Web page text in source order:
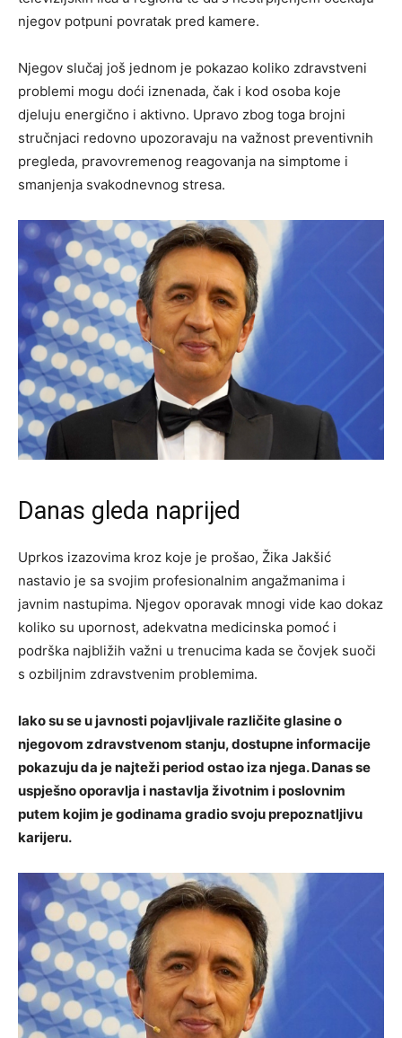
njegov potpuni povratak pred kamere.
Njegov slučaj još jednom je pokazao koliko zdravstveni
problemi mogu doći iznenada, čak i kod osoba koje
djeluju energično i aktivno. Upravo zbog toga brojni
stručnjaci redovno upozoravaju na važnost preventivnih
pregleda, pravovremenog reagovanja na simptome i
smanjenja svakodnevnog stresa.
Danas gleda naprijed
Uprkos izazovima kroz koje je prošao, Žika Jakšić
nastavio je sa svojim profesionalnim angažmanima i
javnim nastupima. Njegov oporavak mnogi vide kao dokaz
koliko su upornost, adekvatna medicinska pomoć i
podrška najbližih važni u trenucima kada se čovjek suoči
s ozbiljnim zdravstvenim problemima.
Iako su se u javnosti pojavljivale različite glasine o
njegovom zdravstvenom stanju, dostupne informacije
pokazuju da je najteži period ostao iza njega. Danas se
uspješno oporavlja i nastavlja životnim i poslovnim
putem kojim je godinama gradio svoju prepoznatljivu
karijeru.